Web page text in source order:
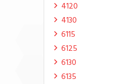
4120
4130
6115
6125
6130
6135